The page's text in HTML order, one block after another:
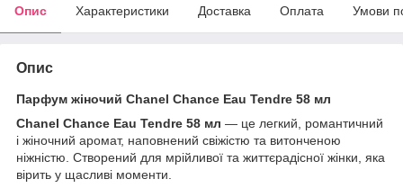
Опис Характеристики Доставка Оплата Умови
Опис
Парфум жіночий Chanel Chance Eau Tendre 58 мл
Chanel Chance Eau Tendre 58 мл — це легкий, романтичний
і жіночний аромат, наповнений свіжістю та витонченою
ніжністю. Створений для мрійливої та життєрадісної жінки, яка
вірить у щасливі моменти.